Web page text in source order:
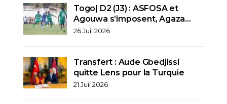
Togo| D2 (J3) : ASFOSA et
Agouwa s’imposent, Agaza…
26 Juil 2026
Transfert : Aude Gbedjissi
quitte Lens pour la Turquie
21 Juil 2026